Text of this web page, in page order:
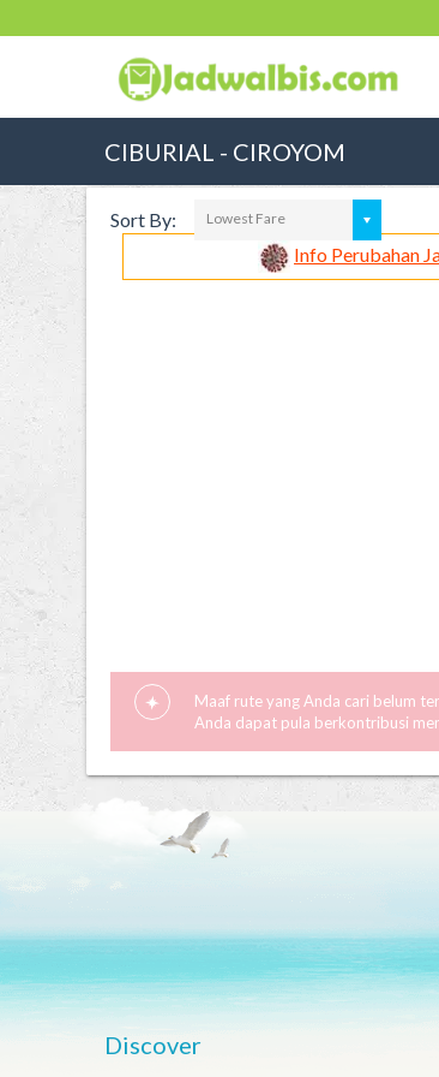
CIBURIAL - CIROYOM
Sort By: Lowest Fare
Info Perubahan
Maaf rute yang Anda cari belum
Anda dapat pula berkontribusi
Discover